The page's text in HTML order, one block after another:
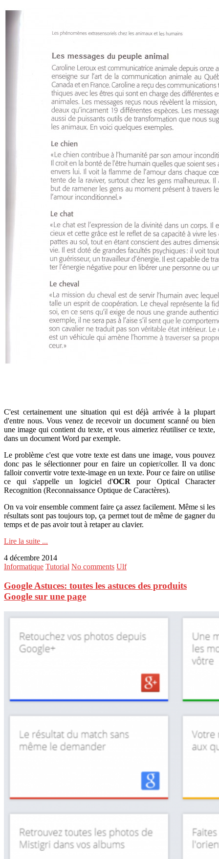
C'est certainement une situation qui est déjà arrivée à la plupart
d'entre nous. Vous venez de recevoir un document scanné ou bien
une image qui contient du texte, et vous aimeriez réutiliser ce texte,
dans un document Word par exemple.
Le problème c'est que votre texte est dans une image, vous pouvez
donc pas le sélectionner pour en faire un copier/coller. Il va donc
falloir convertir votre texte-image en un texte. Pour ce faire on utilise
ce qui s'appelle un logiciel d'OCR pour Optical Character
Recognition (Reconnaissance Optique de Caractères).
On va voir ensemble comment faire ça assez facilement. Même si les
résultats sont pas toujours top, ça permet tout de même de gagner du
temps et de pas avoir tout à retaper au clavier.
Lire la suite ...
4 décembre 2014
Informatique Tutorial No comments Ulf
Google Astuces: toutes les astuces des produits
Google sur une page